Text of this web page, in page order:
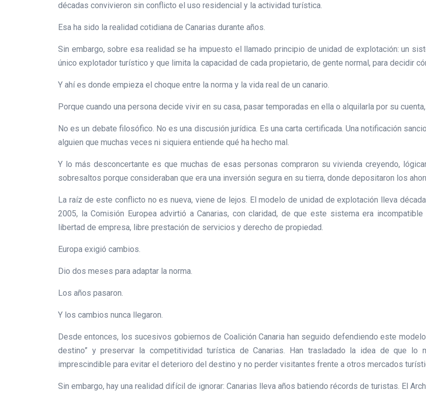
décadas convivieron sin conflicto el uso residencial y la actividad turística.
Esa ha sido la realidad cotidiana de Canarias durante años.
Sin embargo, sobre esa realidad se ha impuesto el llamado principio de unidad de explotación: un
único explotador turístico y que limita la capacidad de cada propietario, de gente normal, para decidir
Y ahí es donde empieza el choque entre la norma y la vida real de un canario.
Porque cuando una persona decide vivir en su casa, pasar temporadas en ella o alquilarla por su
No es un debate filosófico. No es una discusión jurídica. Es una carta certificada. Una notificación
alguien que muchas veces ni siquiera entiende qué ha hecho mal.
Y lo más desconcertante es que muchas de esas personas compraron su vivienda creyendo,
sobresaltos porque consideraban que era una inversión segura en su tierra, donde depositaron los
La raíz de este conflicto no es nueva, viene de lejos. El modelo de unidad de explotación lleva
2005, la Comisión Europea advirtió a Canarias, con claridad, de que este sistema era
libertad de empresa, libre prestación de servicios y derecho de propiedad.
Europa exigió cambios.
Dio dos meses para adaptar la norma.
Los años pasaron.
Y los cambios nunca llegaron.
Desde entonces, los sucesivos gobiernos de Coalición Canaria han seguido defendiendo este
destino” y preservar la competitividad turística de Canarias. Han trasladado la idea de que
imprescindible para evitar el deterioro del destino y no perder visitantes frente a otros mercados
Sin embargo, hay una realidad difícil de ignorar: Canarias lleva años batiendo récords de turistas. El